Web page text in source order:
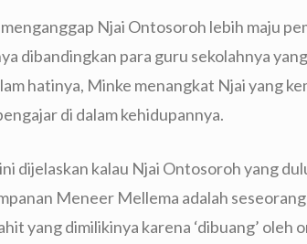
Njai Ontosoroh lebih maju
dibandingkan para guru sekolahnya
hatinya, Minke menangkat Njai yang
di dalam kehidupannya.
dijelaskan kalau Njai Ontosoroh yang
Meneer Mellema adalah
yang dimilikinya karena ‘dibuang’ oleh